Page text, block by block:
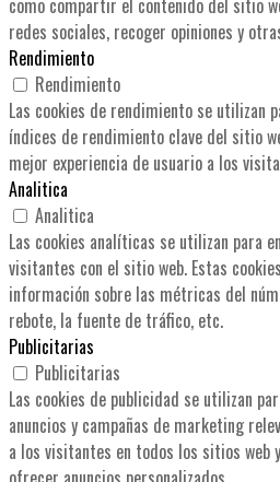
redes sociales, recoger opiniones y
Rendimiento
Rendimiento
Las cookies de rendimiento se utilizan
índices de rendimiento clave del sitio
mejor experiencia de usuario a los
Analitica
Analitica
Las cookies analíticas se utilizan para
visitantes con el sitio web. Estas
información sobre las métricas del
rebote, la fuente de tráfico, etc.
Publicitarias
Publicitarias
Las cookies de publicidad se utilizan
anuncios y campañas de marketing
a los visitantes en todos los sitios web